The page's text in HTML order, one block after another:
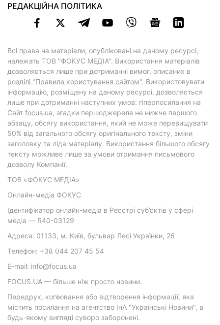
РЕДАКЦІЙНА ПОЛІТИКА
Всі права на матеріали, опубліковані на даному ресурсі,
належать ТОВ "ФОКУС МЕДІА". Використання матеріалів
дозволяється лише при дотриманні вимог, описаних в
розділі "Правила користування сайтом". Використовувати
інформацію, розміщену на даному ресурсі, дозволяється
лише при дотриманні наступних умов: гіперпосилання на
Cайт focus.ua, згадки першоджерела не нижче першого
абзацу, обсягу використання, який не може перевищувати
50% від загального обсягу оригінального тексту, зміни
заголовку та ліда матеріалу. Використання більшого обсягу
тексту можливе лише за умови отримання письмового
дозволу Компанії.
ТОВ «ФОКУС МЕДІА»
Онлайн-медіа ФОКУС
Ідентифікатор онлайн-медіа в Реєстрі суб’єктів у сфері
медіа — R40-03129
Адреса: 01133, м. Київ, бульвар Лесі Українки, 26
Телефон: +38 044 207 45 54
E-mail: info@focus.ua
FOCUS.UA — більше ніж просто новини.
Передрук, копіювання або відтворення інформації, яка
містить посилання на агентство ІнА "Українські Новини", в
будь-якому вигляді суворо заборонені.